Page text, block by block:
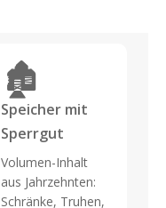
🏚️
Speicher mit
Sperrgut
Volumen-Inhalt
aus Jahrzehnten:
Schränke, Truhen,